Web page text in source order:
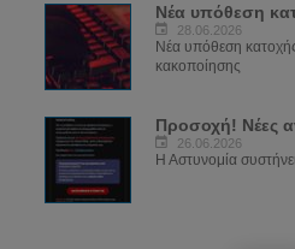
Νέα υπόθεση
28.06.2026
Νέα υπόθεση
κακοποίησης
26.06.2026
Η Αστυνομία